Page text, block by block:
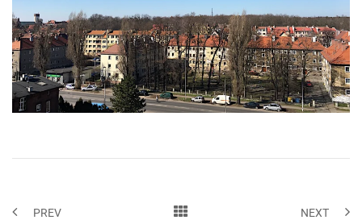
PREV NEXT